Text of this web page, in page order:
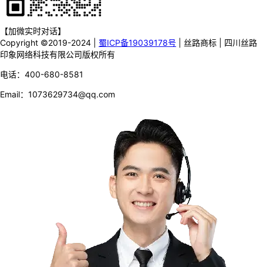
【加微实时对话】
Copyright ©2019-2024
蜀ICP备19039178号 丝路商标
四川丝路
印象网络科技有限公司版权所有
电话：400-680-8581
Email：1073629734@qq.com